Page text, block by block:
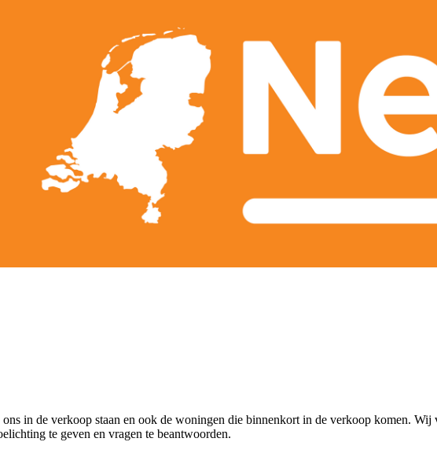
in de verkoop staan en ook de woningen die binnenkort in de verkoop komen. Wij
te geven en vragen te beantwoorden.